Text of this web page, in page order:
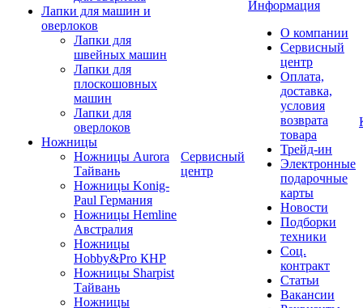
Лапки для машин и
оверлоков
Лапки для
швейных машин
Лапки для
плоскошовных
машин
Лапки для
оверлоков
Ножницы
Ножницы Aurora
Тайвань
Ножницы Konig-
Paul Германия
Ножницы Hemline
Австралия
Ножницы
Hobby&Pro КНР
Ножницы Sharpist
Тайвань
Ножницы
Сервисный
центр
Информация
О компании
Сервисный
центр
Оплата,
доставка,
условия
возврата
товара
Трейд-ин
Электронные
подарочные
карты
Новости
Подборки
техники
Соц.
контракт
Статьи
Вакансии